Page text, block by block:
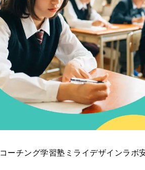
コーチング学習塾ミライデザインラボ